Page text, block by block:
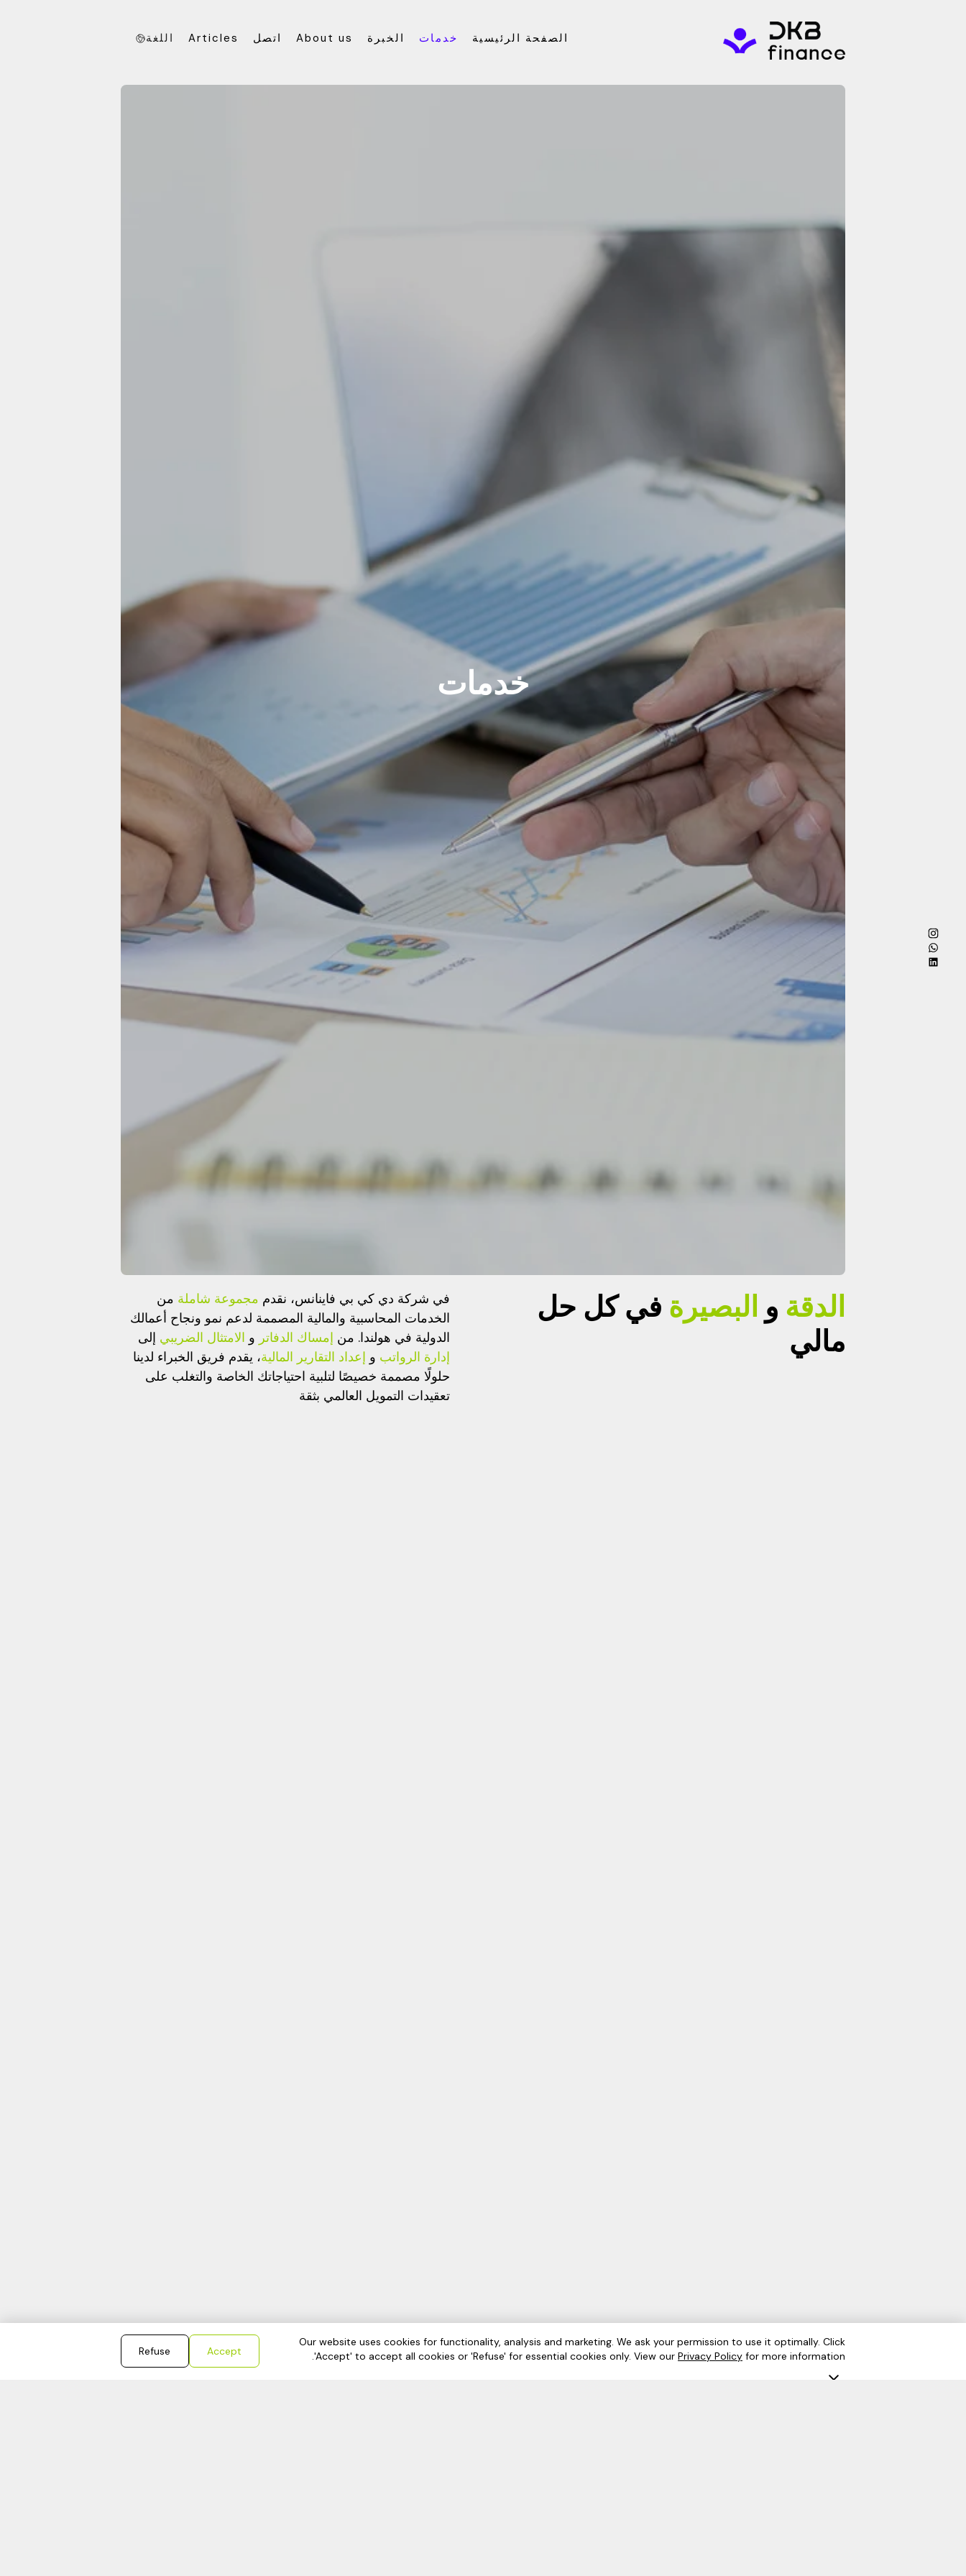
الصفحة الرئيسية خدمات الخبرة About us اتصل Articles اللغة
خدمات
الدقة و البصيرة في كل حل
مالي
في شركة دي كي بي فاينانس، نقدم مجموعة شاملة من
الخدمات المحاسبية والمالية المصممة لدعم نمو ونجاح أعمالك
الدولية في هولندا. من إمساك الدفاتر و الامتثال الضريبي إلى
إدارة الرواتب و إعداد التقارير المالية، يقدم فريق الخبراء لدينا
حلولًا مصممة خصيصًا لتلبية احتياجاتك الخاصة والتغلب على
تعقيدات التمويل العالمي بثقة
الشروط والأحكامسياسة الخصوصية فتحات إتصال
Our website uses cookies for functionality, analysis and marketing. We ask your permission to use it optimally. Click
'Accept' to accept all cookies or 'Refuse' for essential cookies only. View our Privacy Policy for more information.
Accept
Refuse